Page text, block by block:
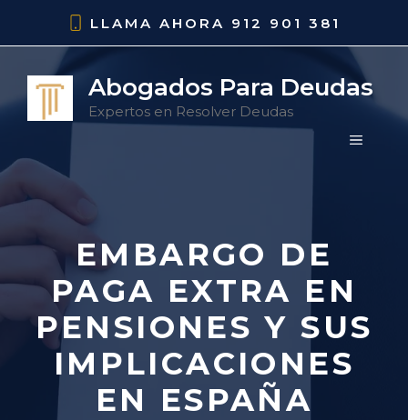
contenido
LLAMA AHORA 912 901 381
Abogados Para Deudas
Expertos en Resolver Deudas
MENÚ
EMBARGO DE
PAGA EXTRA EN
PENSIONES Y SUS
IMPLICACIONES
EN ESPAÑA